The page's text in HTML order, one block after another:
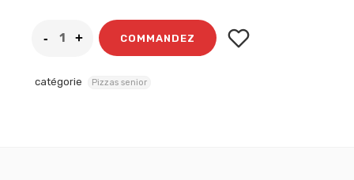
COMMANDEZ
catégorie Pizzas senior